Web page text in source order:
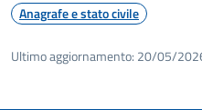
Anagrafe e stato civile
Ultimo aggiornamento: 20/05/